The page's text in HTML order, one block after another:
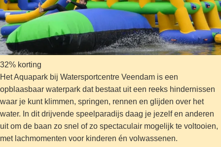
32% korting
Het Aquapark bij Watersportcentre Veendam is een
opblaasbaar waterpark dat bestaat uit een reeks hindernissen
waar je kunt klimmen, springen, rennen en glijden over het
water. In dit drijvende speelparadijs daag je jezelf en anderen
uit om de baan zo snel of zo spectaculair mogelijk te voltooien,
met lachmomenten voor kinderen én volwassenen.